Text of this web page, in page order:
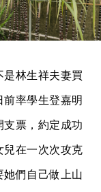
是林生祥夫妻買
率學生登嘉明
支票，約定成功
兒在一次次攻克
她們自己做上山